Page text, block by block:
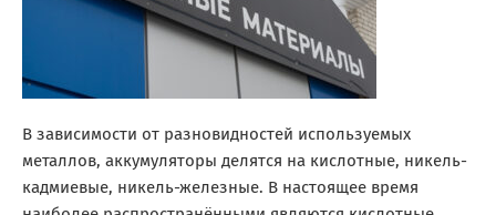
В зависимости от разновидностей используемых
металлов, аккумуляторы делятся на кислотные, никель-
кадмиевые, никель-железные. В настоящее время